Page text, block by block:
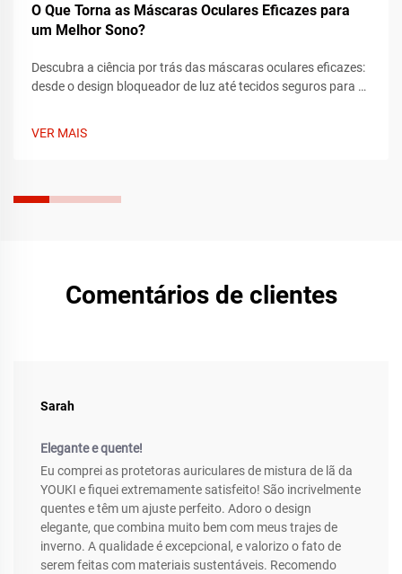
O Que Torna as Máscaras Oculares Eficazes para
um Melhor Sono?
Descubra a ciência por trás das máscaras oculares eficazes:
desde o design bloqueador de luz até tecidos seguros para a
VER MAIS
Comentários de clientes
Sarah
Elegante e quente!
Eu comprei as protetoras auriculares de mistura de lã da
YOUKI e fiquei extremamente satisfeito! São incrivelmente
quentes e têm um ajuste perfeito. Adoro o design
elegante, que combina muito bem com meus trajes de
inverno. A qualidade é excepcional, e valorizo o fato de
serem feitas com materiais sustentáveis. Recomendo